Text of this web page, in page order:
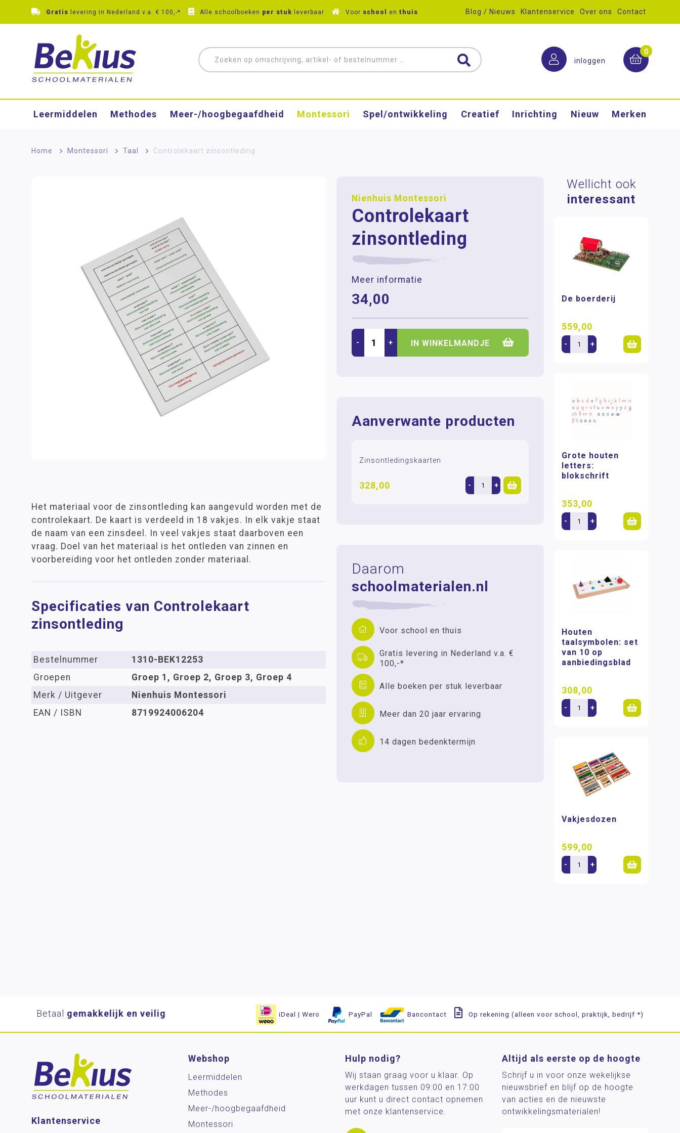
Gratis levering in Nederland v.a. € 100,-* Alle schoolboeken per stuk leverbaar Voor school en thuis Blog / Nieuws Klantenservice Over ons Contact
inloggen
0
Leermiddelen Methodes Meer-/hoog­begaafdheid Montessori Spel/ontwikkeling Creatief Inrichting Nieuw Merken
Home > Montessori > Taal > Controlekaart zinsontleding
Nienhuis Montessori
Controlekaart
zinsontleding
Meer informatie
34,00
- + IN WINKELMANDJE
Aanverwante producten
Zinsontledingskaarten
328,00 - +
Daarom
schoolmaterialen.nl
Voor school en thuis
Gratis levering in Nederland v.a. €
100,-*
Alle boeken per stuk leverbaar
Meer dan 20 jaar ervaring
14 dagen bedenktermijn
Het materiaal voor de zinsontleding kan aangevuld worden met de
controlekaart. De kaart is verdeeld in 18 vakjes. In elk vakje staat
de naam van een zinsdeel. In veel vakjes staat daarboven een
vraag. Doel van het materiaal is het ontleden van zinnen en
voorbereiding voor het ontleden zonder materiaal.
Specificaties van Controlekaart
zinsontleding
Bestelnummer
1310-BEK12253
Groepen
Groep 1, Groep 2, Groep 3, Groep 4
Merk / Uitgever
Nienhuis Montessori
EAN / ISBN
8719924006204
Wellicht ook
interessant
De boerderij
559,00
- +
Grote houten
letters:
blokschrift
353,00
- +
Houten
taalsymbolen: set
van 10 op
aanbiedingsblad
308,00
- +
Vakjesdozen
599,00
- +
Betaal gemakkelijk en veilig iDeal | Wero PayPal Bancontact Op rekening (alleen voor school, praktijk, bedrijf *)
Klantenservice
Webshop
Leermiddelen
Methodes
Meer-/hoog­begaafdheid
Montessori
Hulp nodig?
Wij staan graag voor u klaar. Op
werkdagen tussen 09:00 en 17:00
uur kunt u direct contact opnemen
met onze klantenservice.
Altijd als eerste op de hoogte
Schrijf u in voor onze wekelijkse
nieuwsbrief en blijf op de hoogte
van acties en de nieuwste
ontwikkelingsmaterialen!